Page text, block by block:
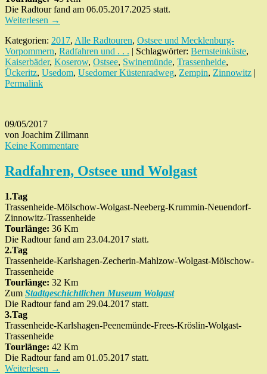
Die Radtour fand am 06.05.2017.2025 statt.
Weiterlesen →
Kategorien: 2017, Alle Radtouren, Ostsee und Mecklenburg-
Vorpommern, Radfahren und . . . | Schlagwörter: Bernsteinküste,
Kaiserbäder, Koserow, Ostsee, Swinemünde, Trassenheide,
Ückeritz, Usedom, Usedomer Küstenradweg, Zempin, Zinnowitz |
Permalink
09/05/2017
von Joachim Zillmann
Keine Kommentare
Radfahren, Ostsee und Wolgast
1.Tag
Trassenheide-Mölschow-Wolgast-Neeberg-Krummin-Neuendorf-
Zinnowitz-Trassenheide
Tourlänge: 36 Km
Die Radtour fand am 23.04.2017 statt.
2.Tag
Trassenheide-Karlshagen-Zecherin-Mahlzow-Wolgast-Mölschow-
Trassenheide
Tourlänge: 32 Km
Zum Stadtgeschichtlichen Museum Wolgast
Die Radtour fand am 29.04.2017 statt.
3.Tag
Trassenheide-Karlshagen-Peenemünde-Frees-Kröslin-Wolgast-
Trassenheide
Tourlänge: 42 Km
Die Radtour fand am 01.05.2017 statt.
Weiterlesen →